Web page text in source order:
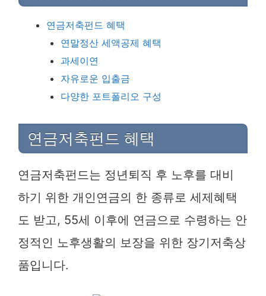
연금저축펀드 혜택
연말정산 세액공제 혜택
과세이연
자유로운 입출금
다양한 포트폴리오 구성
연금저축펀드 혜택
연금저축펀드는 정년퇴직 후 노후를 대비
하기 위한 개인연금의 한 종류로 세제혜택
도 받고, 55세 이후에 연금으로 수령하는 안
정적인 노후생활의 보장을 위한 장기저축상
품입니다.